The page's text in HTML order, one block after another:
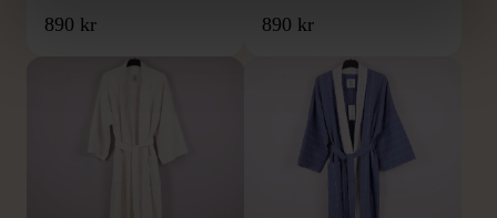
890 kr 890 kr